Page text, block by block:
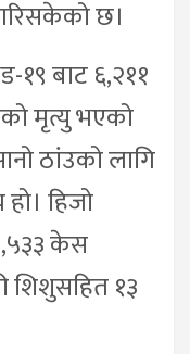
छ।
१९ बाट ६,२११
मृत्यु भएको
ठांउको लागि
हिजो
केस
शिशुसहित १३